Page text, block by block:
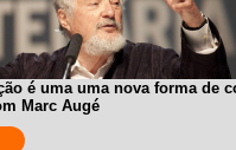
é uma uma nova forma de
Marc Augé